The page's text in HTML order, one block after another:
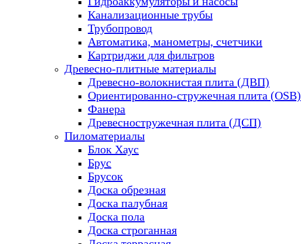
Канализационные трубы
Трубопровод
Автоматика, манометры, счетчики
Картриджи для фильтров
Древесно-плитные материалы
Древесно-волокнистая плита (ДВП)
Ориентированно-стружечная плита (OSB)
Фанера
Древесностружечная плита (ДСП)
Пиломатериалы
Блок Хаус
Брус
Брусок
Доска обрезная
Доска палубная
Доска пола
Доска строганная